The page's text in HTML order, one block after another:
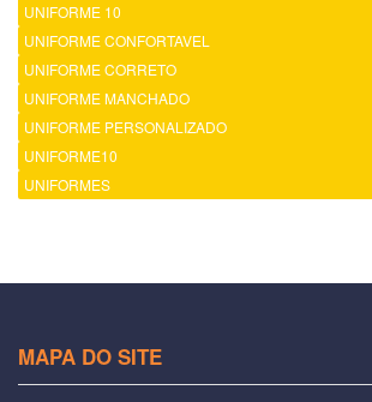
UNIFORME 10
UNIFORME CONFORTAVEL
UNIFORME CORRETO
UNIFORME MANCHADO
UNIFORME PERSONALIZADO
UNIFORME10
UNIFORMES
MAPA DO SITE